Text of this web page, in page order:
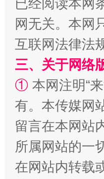
招工难、用工
已经阅读本网
网无关。本网
互联网法律法
三、关于网络
① 本网注明“
有。本传媒网
留言在本网站
所属网站的一
在网站内转载